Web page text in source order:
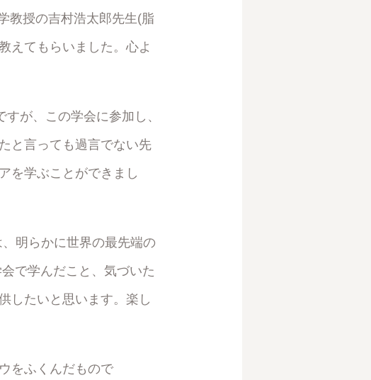
教授の吉村浩太郎先生(脂
えてもらいました。心よ
が、この学会に参加し、
と言っても過言でない先
を学ぶことができまし
明らかに世界の最先端の
で学んだこと、気づいた
したいと思います。楽し
をふくんだもので